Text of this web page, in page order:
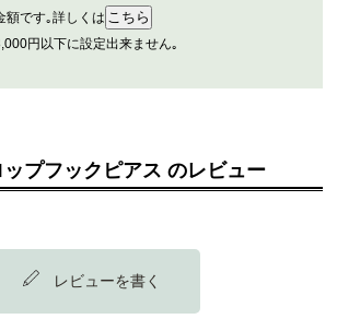
額です｡詳しくは
円以下に設定出来ません｡
プフックピアス のレビュー
レビューを書く